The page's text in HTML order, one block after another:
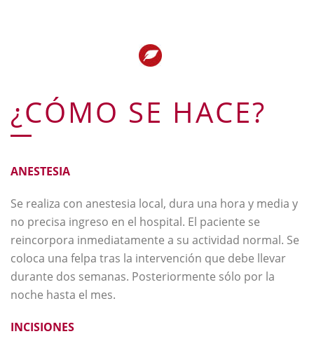
¿CÓMO SE HACE?
ANESTESIA
Se realiza con anestesia local, dura una hora y media y
no precisa ingreso en el hospital. El paciente se
reincorpora inmediatamente a su actividad normal. Se
coloca una felpa tras la intervención que debe llevar
durante dos semanas. Posteriormente sólo por la
noche hasta el mes.
INCISIONES